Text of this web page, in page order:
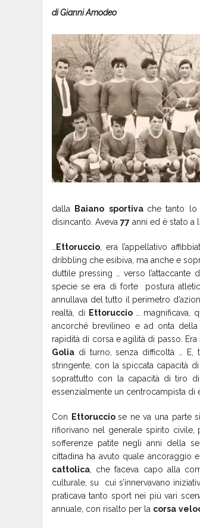
di Gianni Amodeo
dalla
Baiano sportiva che tanto lo
disincanto. Aveva 77 anni ed è stato a
Ettoruccio , era l’appellativo
dribbling che esibiva, ma anche e
duttile pressing … verso
specie se era di forte postura
annullava del tutto il perimetro
realtà, di
Ettoruccio… magnificava,
ancorché brevilineo e ad onta
rapidità di corsa e agilità di passo. Era
Golia di turno, senza difficoltà … E,
stringente, con la spiccata capacità
soprattutto con la capacità di tiro
essenzialmente un centrocampista di
Con Ettorucciose ne va una parte
rifiorivano nel generale spirito
sofferenze patite negli anni della
cittadina ha avuto quale ancoraggio
cattolica , che faceva capo alla
culturale, su cui s’innervavano
praticava tanto sport nei più vari
annuale, con risalto per la corsa